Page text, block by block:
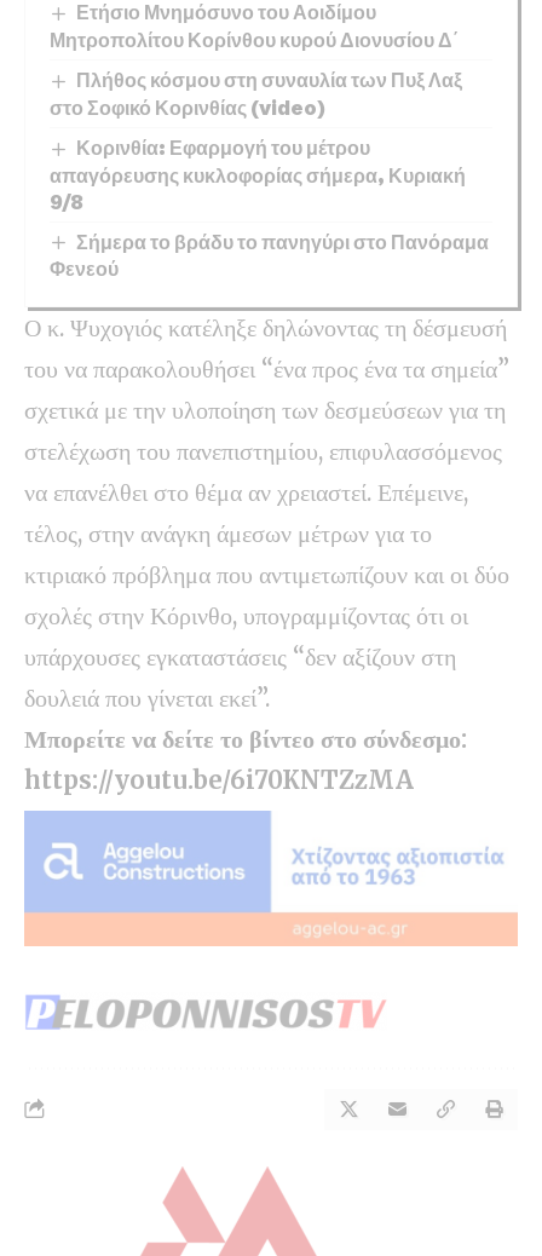
Ετήσιο Μνημόσυνο του Αοιδίμου
Μητροπολίτου Κορίνθου κυρού Διονυσίου Δ΄
Πλήθος κόσμου στη συναυλία των Πυξ Λαξ
στο Σοφικό Κορινθίας (video)
Κορινθία: Εφαρμογή του μέτρου
απαγόρευσης κυκλοφορίας σήμερα, Κυριακή
9/8
Σήμερα το βράδυ το πανηγύρι στο Πανόραμα
Φενεού
Ο κ. Ψυχογιός κατέληξε δηλώνοντας τη δέσμευσή
του να παρακολουθήσει “ένα προς ένα τα σημεία”
σχετικά με την υλοποίηση των δεσμεύσεων για τη
στελέχωση του πανεπιστημίου, επιφυλασσόμενος
να επανέλθει στο θέμα αν χρειαστεί. Επέμεινε,
τέλος, στην ανάγκη άμεσων μέτρων για το
κτιριακό πρόβλημα που αντιμετωπίζουν και οι δύο
σχολές στην Κόρινθο, υπογραμμίζοντας ότι οι
υπάρχουσες εγκαταστάσεις “δεν αξίζουν στη
δουλειά που γίνεται εκεί”.
Μπορείτε να δείτε το βίντεο στο σύνδεσμο:
https://youtu.be/6i70KNTZzMA